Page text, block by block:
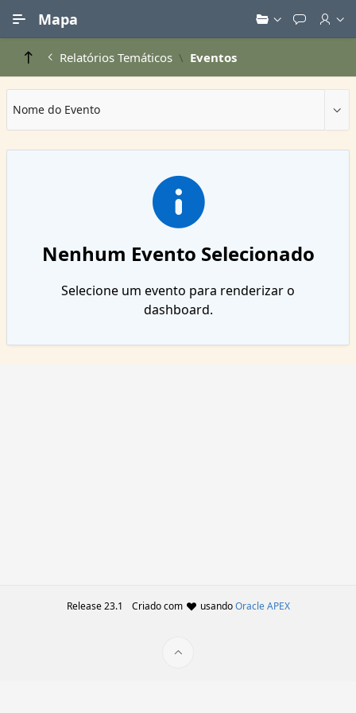
Mapa
Relatórios Temáticos Eventos
Nome do Evento
Nenhum Evento Selecionado
Selecione um evento para renderizar o
dashboard.
Release 23.1 Criado com usandoOracle APEX